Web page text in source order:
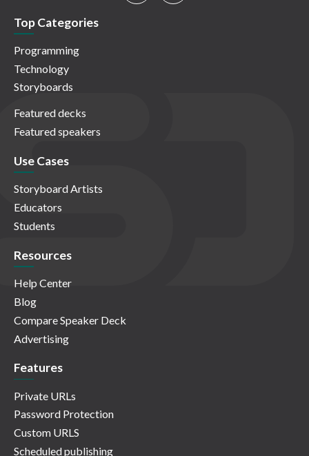
Top Categories
Programming
Technology
Storyboards
Featured decks
Featured speakers
Use Cases
Storyboard Artists
Educators
Students
Resources
Help Center
Blog
Compare Speaker Deck
Advertising
Features
Private URLs
Password Protection
Custom URLS
Scheduled publishing